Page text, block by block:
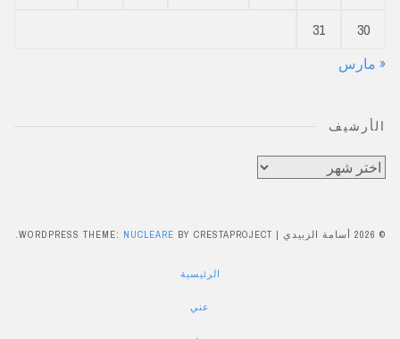
30
31
« مارس
الأرشيف
الأرشيف
© 2026 أسامة الزبيدي |
WORDPRESS THEME: NUCLEARE BY CRESTAPROJECT.
الرئيسية
عني